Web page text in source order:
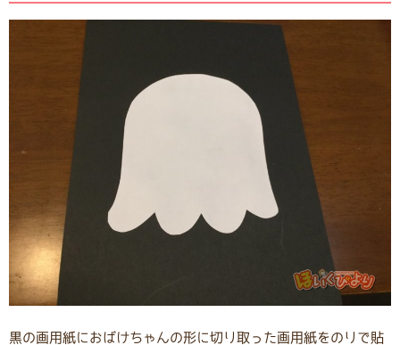
黒の画用紙におばけちゃんの形に切り取った画用紙をのりで貼